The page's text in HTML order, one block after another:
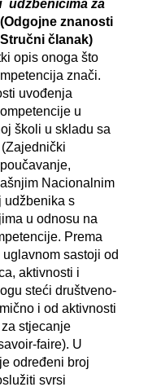
udžbenicima za
(Odgojne znanosti
Stručni članak)
opis onoga što
znači.
uvođenja
u
školi u skladu sa
Nacionalnim
udžbenika s
u odnosu na
Prema
sastoji od
aktivnosti i
steći društveno-
i od aktivnosti
stjecanje
faire). U
određeni broj
svrsi